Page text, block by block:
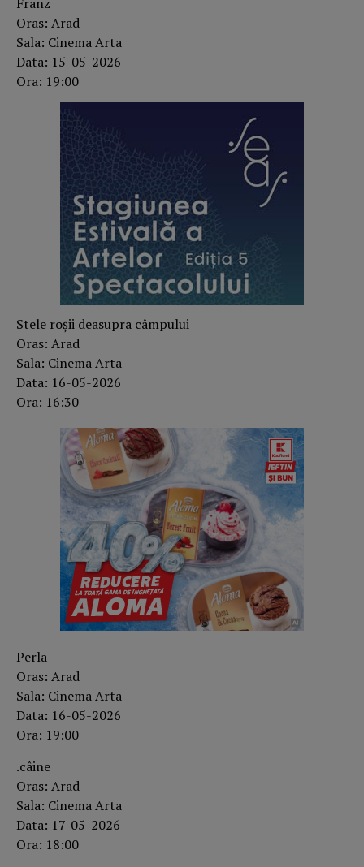
Oras: Arad
Sala: Cinema Arta
Data: 15-05-2026
Ora: 19:00
Stele roșii deasupra câmpului
Oras: Arad
Sala: Cinema Arta
Data: 16-05-2026
Ora: 16:30
Perla
Oras: Arad
Sala: Cinema Arta
Data: 16-05-2026
Ora: 19:00
.câine
Oras: Arad
Sala: Cinema Arta
Data: 17-05-2026
Ora: 18:00